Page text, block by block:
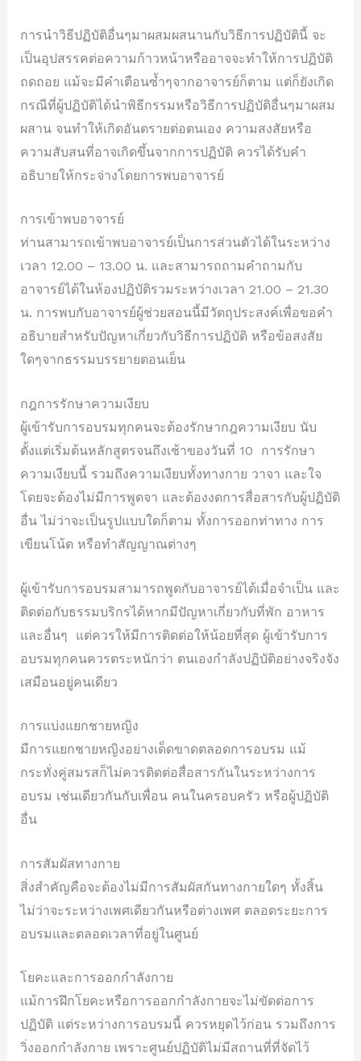
การนำวิธีปฏิบัติอื่นๆมาผสมผสนานกับวิธีการปฏิบัตินี้ จะ
เป็นอุปสรรคต่อความก้าวหน้าหรืออาจจะทำให้การปฏิบัติ
ถดถอย แม้จะมีคำเตือนซ้ำๆจากอาจารย์ก็ตาม แต่ก็ยังเกิด
กรณีที่ผู้ปฏิบัติได้นำพิธีกรรมหรือวิธีการปฏิบัติอื่นๆมาผสม
ผสาน จนทำให้เกิดอันตรายต่อตนเอง ความสงสัยหรือ
ความสับสนที่อาจเกิดขึ้นจากการปฏิบัติ ควรได้รับคำ
อธิบายให้กระจ่างโดยการพบอาจารย์
การเข้าพบอาจารย์
ท่านสามารถเข้าพบอาจารย์เป็นการส่วนตัวได้ในระหว่าง
เวลา 12.00 – 13.00 น. และสามารถถามคำถามกับ
อาจารย์ได้ในห้องปฏิบัติรวมระหว่างเวลา 21.00 – 21.30
น. การพบกับอาจารย์ผู้ช่วยสอนนี้มีวัตถุประสงค์เพื่อขอคำ
อธิบายสำหรับปัญหาเกี่ยวกับวิธีการปฏิบัติ หรือข้อสงสัย
ใดๆจากธรรมบรรยายตอนเย็น
กฎการรักษาความเงียบ
ผู้เข้ารับการอบรมทุกคนจะต้องรักษากฎความเงียบ นับ
ตั้งแต่เริ่มต้นหลักสูตรจนถึงเช้าของวันที่ 10 การรักษา
ความเงียบนี้ รวมถึงความเงียบทั้งทางกาย วาจา และใจ
โดยจะต้องไม่มีการพูดจา และต้องงดการสื่อสารกับผู้ปฏิบัติ
อื่น ไม่ว่าจะเป็นรูปแบบใดก็ตาม ทั้งการออกท่าทาง การ
เขียนโน้ต หรือทำสัญญาณต่างๆ
ผู้เข้ารับการอบรมสามารถพูดกับอาจารย์ได้เมื่อจำเป็น และ
ติดต่อกับธรรมบริกรได้หากมีปัญหาเกี่ยวกับที่พัก อาหาร
และอื่นๆ แต่ควรให้มีการติดต่อให้น้อยที่สุด ผู้เข้ารับการ
อบรมทุกคนควรตระหนักว่า ตนเองกำลังปฏิบัติอย่างจริงจัง
เสมือนอยู่คนเดียว
การแบ่งแยกชายหญิง
มีการแยกชายหญิงอย่างเด็ดขาดตลอดการอบรม แม้
กระทั่งคู่สมรสก็ไม่ควรติดต่อสื่อสารกันในระหว่างการ
อบรม เช่นเดียวกันกับเพื่อน คนในครอบครัว หรือผู้ปฏิบัติ
อื่น
การสัมผัสทางกาย
สิ่งสำคัญคือจะต้องไม่มีการสัมผัสกันทางกายใดๆ ทั้งสิ้น
ไม่ว่าจะระหว่างเพศเดียวกันหรือต่างเพศ ตลอดระยะการ
อบรมและตลอดเวลาที่อยู่ในศูนย์
โยคะและการออกกำลังกาย
แม้การฝึกโยคะหรือการออกกำลังกายจะไม่ขัดต่อการ
ปฏิบัติ แต่ระหว่างการอบรมนี้ ควรหยุดไว้ก่อน รวมถึงการ
วิ่งออกกำลังกาย เพราะศูนย์ปฏิบัติไม่มีสถานที่ที่จัดไว้